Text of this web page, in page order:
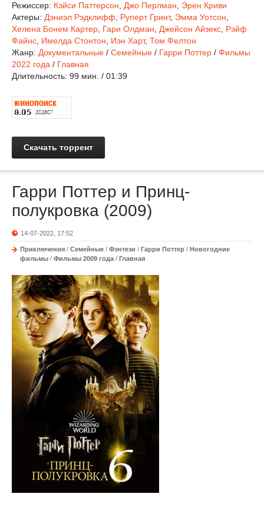
Режиссер: Кэйси Паттерсон Джо Перлман
Эрен Криви
Актеры: Дэниэл Рэдклифф Руперт Гринт, Эмма Уотсон
Хелена Бонем Картер Гари Олдман Джейсон Айзекс Рэйф
Файнс Имелда Стонтон Иэн Харт, Том Фелтон
Жанр: Документальные / Семейные / Гарри Поттер / Фильмы
2022 года / Главная
Длительность: 99 мин. / 01:39
Скачать торрент
Гарри Поттер и Принц-
полукровка (2009)
14-07-2022, 17:52
Приключения / Семейные / Фэнтези / Гарри Поттер / Новогодние
фильмы / Фильмы 2009 года / Главная